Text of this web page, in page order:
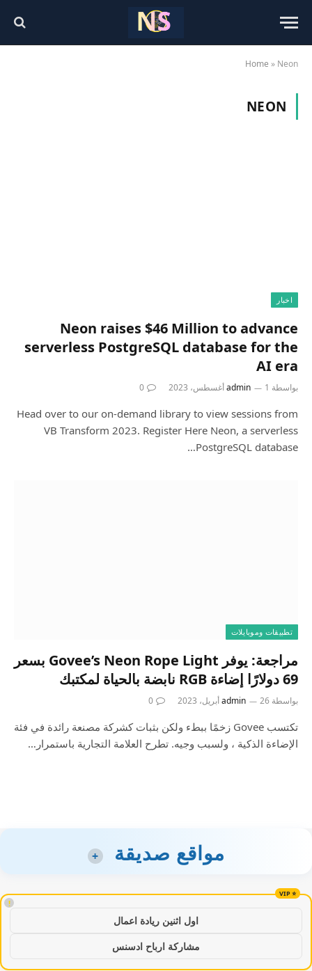
Home » Neon
NEON
اخبار
Neon raises $46 Million to advance
serverless PostgreSQL database for the
AI era
بواسطة admin 1 أغسطس، 2023 0
Head over to our on-demand library to view sessions from
VB Transform 2023. Register Here Neon, a serverless
PostgreSQL database…
تطبيقات وموبايلات
مراجعة: يوفر Govee’s Neon Rope Light بسعر
69 دولارًا إضاءة RGB نابضة بالحياة لمكتبك
بواسطة admin 26 أبريل، 2023 0
تكتسب Govee زخمًا ببطء ولكن بثبات كشركة مصنعة رائدة في فئة
الإضاءة الذكية ، ولسبب وجيه. تطرح العلامة التجارية باستمرار…
مواقع صديقة +
!
اول اثنين ريادة اعمال
مشاركة ارباح ادسنس